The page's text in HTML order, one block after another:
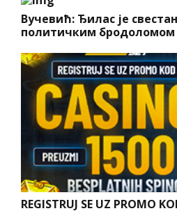
Вучевић: Ђилас је
политичким бродоломом
REGISTRUJ SE UZ PROMO